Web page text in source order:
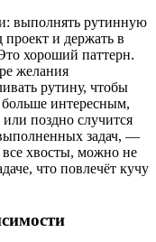
выполнять рутинную
проект и держать в
хороший паттерн.
желания
рутину, чтобы
больше интересным,
поздно случится
задач, —
все хвосты, можно не
что повлечёт кучу